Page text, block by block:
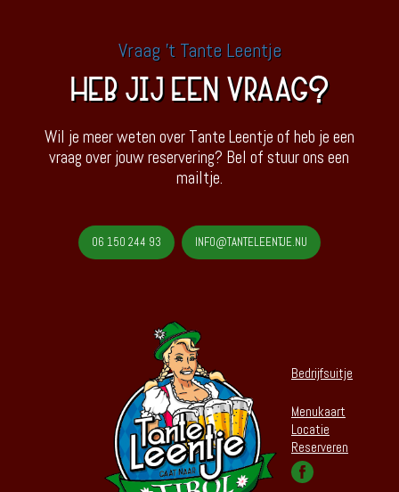
Vraag 't Tante Leentje
HEB JIJ EEN VRAAG?
Wil je meer weten over Tante Leentje of heb je een
vraag over jouw reservering? Bel of stuur ons een
mailtje.
06 150 244 93 INFO@TANTELEENTJE.NU
Bedrijfsuitje
Menukaart
Locatie
Reserveren